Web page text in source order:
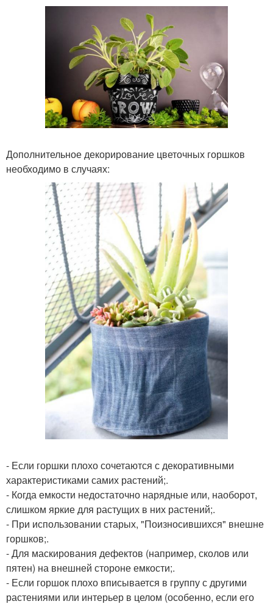
Дополнительное декорирование цветочных горшков
необходимо в случаях:
- Если горшки плохо сочетаются с декоративными
характеристиками самих растений;.
- Когда емкости недостаточно нарядные или, наоборот,
слишком яркие для растущих в них растений;.
- При использовании старых, "Поизносившихся" внешне
горшков;.
- Для маскирования дефектов (например, сколов или
пятен) на внешней стороне емкости;.
- Если горшок плохо вписывается в группу с другими
растениями или интерьер в целом (особенно, если его